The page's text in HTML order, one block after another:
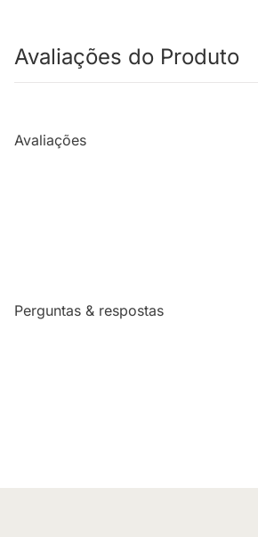
Avaliações do Produto
Avaliações
Perguntas & respostas